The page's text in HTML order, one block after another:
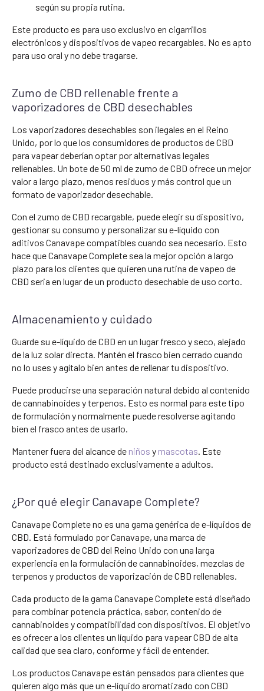
según su propia rutina.
Este producto es para uso exclusivo en cigarrillos
electrónicos y dispositivos de vapeo recargables. No es apto
para uso oral y no debe tragarse.
Zumo de CBD rellenable frente a
vaporizadores de CBD desechables
Los vaporizadores desechables son ilegales en el Reino
Unido, por lo que los consumidores de productos de CBD
para vapear deberían optar por alternativas legales
rellenables. Un bote de 50 ml de zumo de CBD ofrece un mejor
valor a largo plazo, menos residuos y más control que un
formato de vaporizador desechable.
Con el zumo de CBD recargable, puede elegir su dispositivo,
gestionar su consumo y personalizar su e-líquido con
aditivos Canavape compatibles cuando sea necesario. Esto
hace que Canavape Complete sea la mejor opción a largo
plazo para los clientes que quieren una rutina de vapeo de
CBD seria en lugar de un producto desechable de uso corto.
Almacenamiento y cuidado
Guarde su e-líquido de CBD en un lugar fresco y seco, alejado
de la luz solar directa. Mantén el frasco bien cerrado cuando
no lo uses y agítalo bien antes de rellenar tu dispositivo.
Puede producirse una separación natural debido al contenido
de cannabinoides y terpenos. Esto es normal para este tipo
de formulación y normalmente puede resolverse agitando
bien el frasco antes de usarlo.
Mantener fuera del alcance de niños y mascotas . Este
producto está destinado exclusivamente a adultos.
¿Por qué elegir Canavape Complete?
Canavape Complete no es una gama genérica de e-líquidos de
CBD. Está formulado por Canavape, una marca de
vaporizadores de CBD del Reino Unido con una larga
experiencia en la formulación de cannabinoides, mezclas de
terpenos y productos de vaporización de CBD rellenables.
Cada producto de la gama Canavape Complete está diseñado
para combinar potencia práctica, sabor, contenido de
cannabinoides y compatibilidad con dispositivos. El objetivo
es ofrecer a los clientes un líquido para vapear CBD de alta
calidad que sea claro, conforme y fácil de entender.
Los productos Canavape están pensados para clientes que
quieren algo más que un e-líquido aromatizado con CBD